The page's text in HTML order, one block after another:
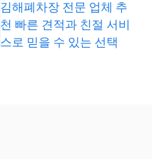
김해폐차장 전문 업체 추
천 빠른 견적과 친절 서비
스로 믿을 수 있는 선택